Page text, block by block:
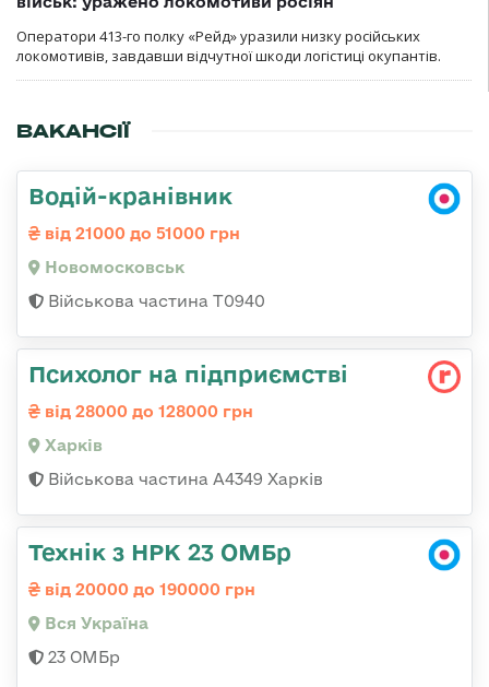
Оператори 413-го полку «Рейд» уразили низку російських
локомотивів, завдавши відчутної шкоди логістиці окупантів.
ВАКАНСІЇ
Водій-кранівник
від 21000 до 51000 грн
Новомосковськ
Військова частина Т0940
Психолог на підприємстві
від 28000 до 128000 грн
Харків
Військова частина А4349 Харків
Технік з НРК 23 ОМБр
від 20000 до 190000 грн
Вся Україна
23 ОМБр